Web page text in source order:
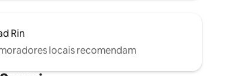
Rin
locais recomendam